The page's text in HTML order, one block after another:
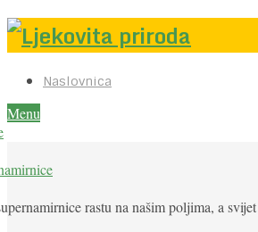
Naslovnica
Menu
rastu na našim poljima, a